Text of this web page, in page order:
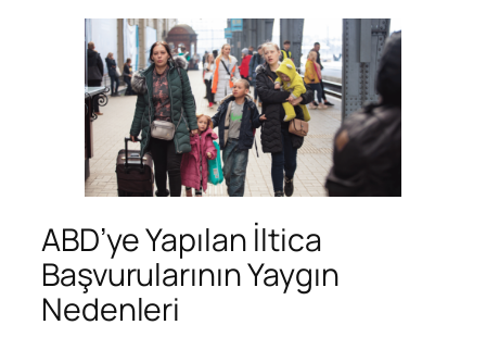
ABD’ye Yapılan İltica
Başvurularının Yaygın
Nedenleri